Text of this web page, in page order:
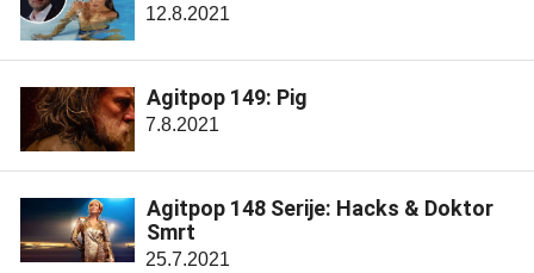
12.8.2021
Agitpop 149: Pig
7.8.2021
Agitpop 148 Serije: Hacks & Doktor
Smrt
25.7.2021